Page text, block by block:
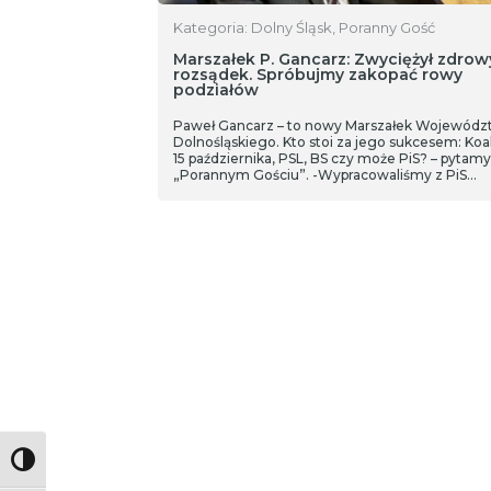
Toggle High Contrast
Kategoria: Dolny Śląsk, Poranny Gość
Marszałek P. Gancarz: Zwyciężył
rozsądek. Spróbujmy zakopać rowy
podziałów
Paweł Gancarz – to nowy Marszałek
Dolnośląskiego. Kto stoi za jego sukcesem:
15 października, PSL, BS czy może PiS? –
„Porannym Gościu”. -Wypracowaliśmy z PiS